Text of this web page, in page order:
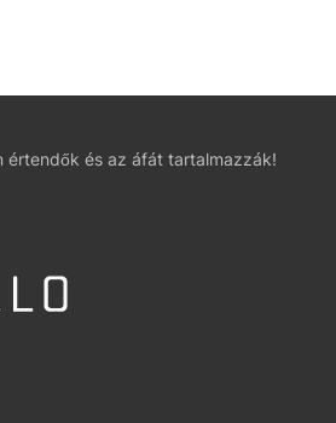
értendők és az áfát tartalmazzák!